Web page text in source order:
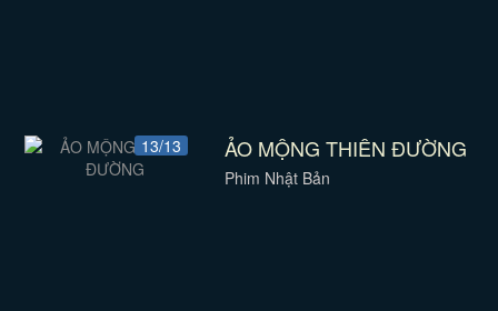
13/13 ẢO MỘNG THIÊN ĐƯỜNG
Phim Nhật Bản